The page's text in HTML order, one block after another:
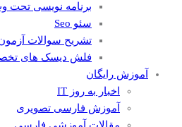
برنامه نویسی تحت
سئو Seo
تشریح سوالات
فلش دیسک های
آموزش رایگان
اخبار به روز IT
آموزش فارسی تصویری